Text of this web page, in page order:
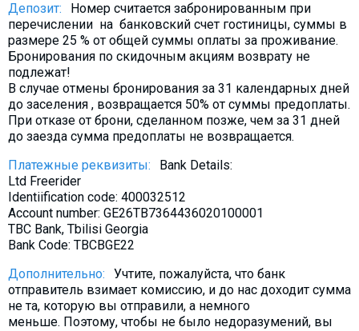
Депозит:
Номер считается забронированным при
перечислении на банковский счет гостиницы, суммы в
размере 25 % от общей суммы оплаты за проживание.
Бронирования по скидочным акциям возврату не
подлежат!
В случае отмены бронирования за 31 календарных дней
до заселения , возвращается 50% от суммы предоплаты.
При отказе от брони, сделанном позже, чем за 31 дней
до заезда сумма предоплаты не возвращается.
Платежные реквизиты:
Bank Details:
Ltd Freerider
Identiification code: 400032512
Account number: GE26TB7364436020100001
TBC Bank, Tbilisi Georgia
Bank Code: TBCBGE22
Дополнительно:
Учтите, пожалуйста, что банк
отправитель взимает комиссию, и до нас доходит сумма
не та, которую вы отправили, а немного
меньше. Поэтому, чтобы не было недоразумений, вы